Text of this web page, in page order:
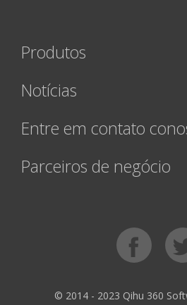
Produtos
Notícias
Entre em contato
Parceiros de negócio
© 2014 - 2023 Qihu 360